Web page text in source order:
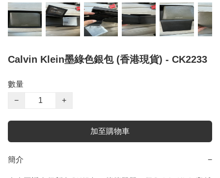
Calvin Klein墨綠色銀包 (香港現貨) - CK2233
數量
−
+
加至購物車
簡介 −